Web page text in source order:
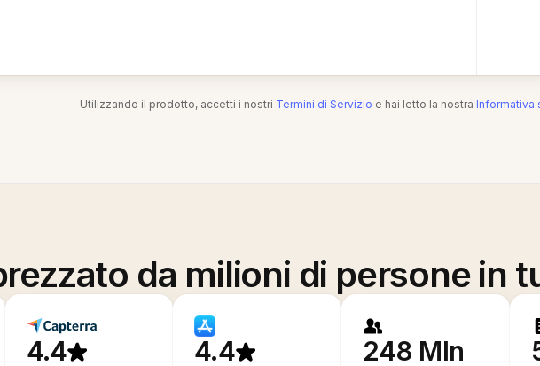
Utilizzando il prodotto, accetti i nostri Termini di Servizio e hai letto la nostra Informativa
da milioni di persone in
4.4 4.4 248 Mln